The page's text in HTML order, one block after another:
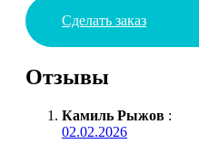
Сделать заказ
Отзывы
Камиль Рыжов :
02.02.2026